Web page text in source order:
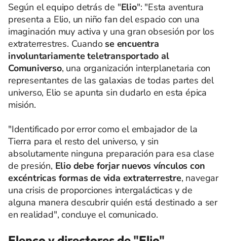
Según el equipo detrás de "Elio": "Esta aventura
presenta a Elio, un niño fan del espacio con una
imaginación muy activa y una gran obsesión por los
extraterrestres. Cuando se encuentra
involuntariamente teletransportado al
Comuniverso, una organización interplanetaria con
representantes de las galaxias de todas partes del
universo, Elio se apunta sin dudarlo en esta épica
misión.
"Identificado por error como el embajador de la
Tierra para el resto del universo, y sin
absolutamente ninguna preparación para esa clase
de presión, Elio debe forjar nuevos vínculos con
excéntricas formas de vida extraterrestre, navegar
una crisis de proporciones intergalácticas y de
alguna manera descubrir quién está destinado a ser
en realidad", concluye el comunicado.